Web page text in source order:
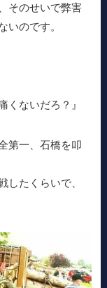
そのせいで弊害
いのです。
くないだろ？』
第一、石橋を叩
したくらいで、